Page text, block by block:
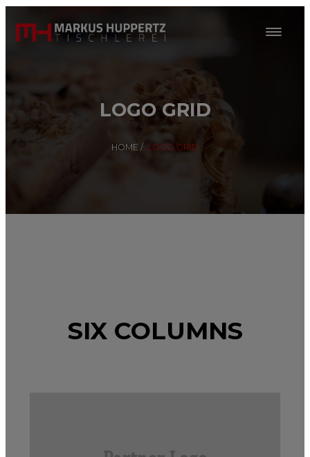
LOGO GRID
HOME / LOGO GRID
SIX COLUMNS